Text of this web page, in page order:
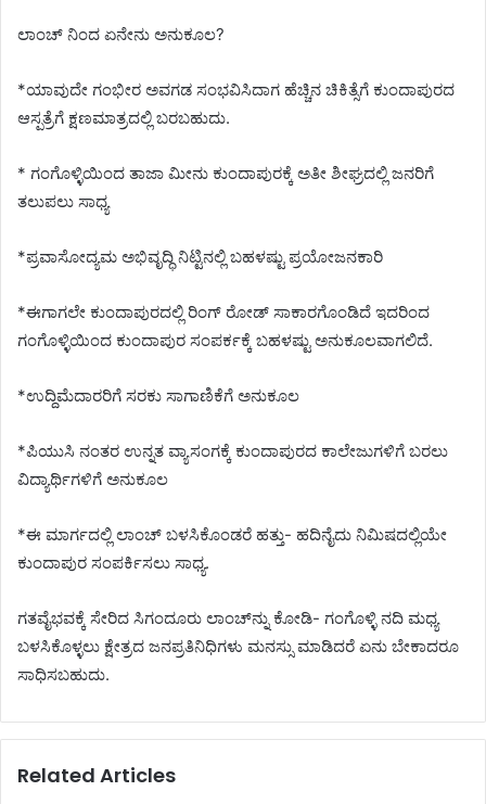
ಲಾಂಚ್ ನಿಂದ ಏನೇನು ಅನುಕೂಲ?
*ಯಾವುದೇ ಗಂಭೀರ ಅವಗಡ ಸಂಭವಿಸಿದಾಗ ಹೆಚ್ಚಿನ ಚಿಕಿತ್ಸೆಗೆ ಕುಂದಾಪುರದ
ಆಸ್ಪತ್ರೆಗೆ ಕ್ಷಣಮಾತ್ರದಲ್ಲಿ ಬರಬಹುದು.
* ಗಂಗೊಳ್ಳಿಯಿಂದ ತಾಜಾ ಮೀನು ಕುಂದಾಪುರಕ್ಕೆ ಅತೀ ಶೀಘ್ರದಲ್ಲಿ ಜನರಿಗೆ
ತಲುಪಲು ಸಾಧ್ಯ
*ಪ್ರವಾಸೋದ್ಯಮ ಅಭಿವೃದ್ಧಿ ನಿಟ್ಟಿನಲ್ಲಿ ಬಹಳಷ್ಟು ಪ್ರಯೋಜನಕಾರಿ
*ಈಗಾಗಲೇ ಕುಂದಾಪುರದಲ್ಲಿ ರಿಂಗ್ ರೋಡ್ ಸಾಕಾರಗೊಂಡಿದೆ ಇದರಿಂದ
ಗಂಗೊಳ್ಳಿಯಿಂದ ಕುಂದಾಪುರ ಸಂಪರ್ಕಕ್ಕೆ ಬಹಳಷ್ಟು ಅನುಕೂಲವಾಗಲಿದೆ.
*ಉದ್ದಿಮೆದಾರರಿಗೆ ಸರಕು ಸಾಗಾಣಿಕೆಗೆ ಅನುಕೂಲ
*ಪಿಯುಸಿ ನಂತರ ಉನ್ನತ ವ್ಯಾಸಂಗಕ್ಕೆ ಕುಂದಾಪುರದ ಕಾಲೇಜುಗಳಿಗೆ ಬರಲು
ವಿದ್ಯಾರ್ಥಿಗಳಿಗೆ ಅನುಕೂಲ
*ಈ ಮಾರ್ಗದಲ್ಲಿ ಲಾಂಚ್ ಬಳಸಿಕೊಂಡರೆ ಹತ್ತು- ಹದಿನೈದು ನಿಮಿಷದಲ್ಲಿಯೇ
ಕುಂದಾಪುರ ಸಂಪರ್ಕಿಸಲು ಸಾಧ್ಯ.
ಗತವೈಭವಕ್ಕೆ ಸೇರಿದ ಸಿಗಂದೂರು ಲಾಂಚ್‌ನ್ನು ಕೋಡಿ- ಗಂಗೊಳ್ಳಿ ನದಿ ಮಧ್ಯ
ಬಳಸಿಕೊಳ್ಳಲು ಕ್ಷೇತ್ರದ ಜನಪ್ರತಿನಿಧಿಗಳು ಮನಸ್ಸು ಮಾಡಿದರೆ ಏನು ಬೇಕಾದರೂ
ಸಾಧಿಸಬಹುದು.
Related Articles